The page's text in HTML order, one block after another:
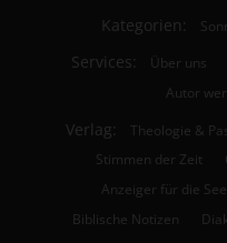
Kategorien:
Services: Über uns
Autor
Verlag: Theologie &
Stimmen der Zeit
Anzeiger für die
Biblische Notizen